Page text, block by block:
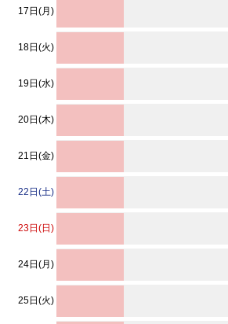
17日(月)
18日(火)
19日(水)
20日(木)
21日(金)
22日(土)
23日(日)
24日(月)
25日(火)